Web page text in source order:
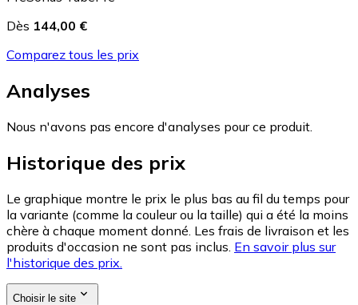
Dès 144,00 €
Comparez tous les prix
Analyses
Nous n'avons pas encore d'analyses pour ce produit.
Historique des prix
Le graphique montre le prix le plus bas au fil du temps pour
la variante (comme la couleur ou la taille) qui a été la moins
chère à chaque moment donné. Les frais de livraison et les
produits d'occasion ne sont pas inclus. En savoir plus sur
l'historique des prix.
Choisir le site